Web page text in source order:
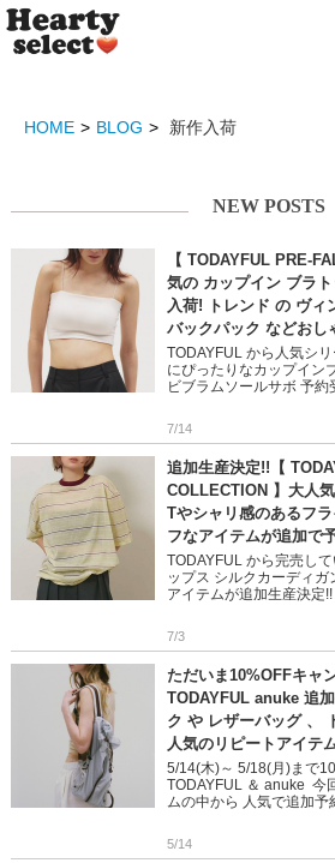
HOME BLOG 新作入荷
NEW POSTS
【 TODAYFUL PRE-
気の カップイン ブラ
入荷! トレンド の ヴィ
バックパック などおし
TODAYFUL から人気シ
にぴったりなカップイン
ビブラムソールサボ 予
かり ぜ […]
7/14
追加生産決定!!【
COLLECTION 】大人
Tやシャリ感のあるフ
フなアイテムが追加で
TODAYFUL から完売し
ップス シルクカーディ
アイテムが追加生産決定
トップも予 […]
7/3
ただいま10%OFFキャ
TODAYFUL anuke 追
ク や レザーバッグ 、
人気のリピートアイテ
5/14(木)～ 5/18(月)まで
TODAYFUL ＆ anuke 今
ムの中から 人気で追加予
5/14